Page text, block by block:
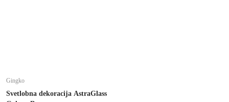
Gingko
Svetlobna dekoracija AstraGlass